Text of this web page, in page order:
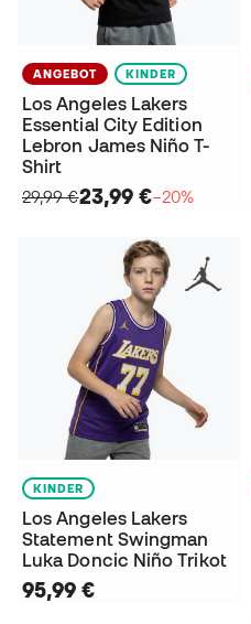
ANGEBOT KINDER
Los Angeles Lakers
Essential City Edition
Lebron James Niño T-
Shirt
29,99 €23,99 €−20%
KINDER
Los Angeles Lakers
Statement Swingman
Luka Doncic Niño Trikot
95,99 €